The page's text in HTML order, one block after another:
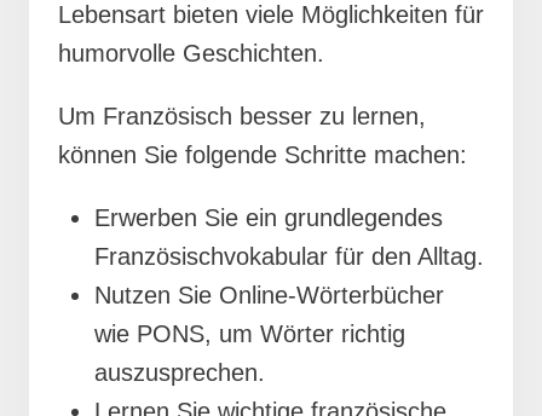
Lebensart bieten viele Möglichkeiten für
humorvolle Geschichten.
Um Französisch besser zu lernen,
können Sie folgende Schritte machen:
Erwerben Sie ein grundlegendes
Französischvokabular für den Alltag.
Nutzen Sie Online-Wörterbücher
wie PONS, um Wörter richtig
auszusprechen.